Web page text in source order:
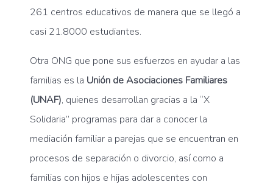
261 centros educativos de manera que se llegó a
casi 21.8000 estudiantes.
Otra ONG que pone sus esfuerzos en ayudar a las
familias es la Unión de Asociaciones Familiares
(UNAF), quienes desarrollan gracias a la “X
Solidaria” programas para dar a conocer la
mediación familiar a parejas que se encuentran en
procesos de separación o divorcio, así como a
familias con hijos e hijas adolescentes con